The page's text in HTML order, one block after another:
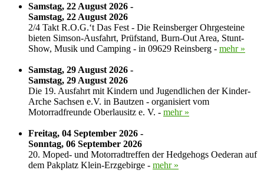
Samstag, 22 August 2026 -
Samstag, 22 August 2026
2/4 Takt R.O.G.‘t Das Fest - Die Reinsberger Ohrgesteine
bieten Simson-Ausfahrt, Prüfstand, Burn-Out Area, Stunt-
Show, Musik und Camping - in 09629 Reinsberg - mehr »
Samstag, 29 August 2026 -
Samstag, 29 August 2026
Die 19. Ausfahrt mit Kindern und Jugendlichen der Kinder-
Arche Sachsen e.V. in Bautzen - organisiert vom
Motorradfreunde Oberlausitz e. V. - mehr »
Freitag, 04 September 2026 -
Sonntag, 06 September 2026
20. Moped- und Motorradtreffen der Hedgehogs Oederan auf
dem Pakplatz Klein-Erzgebirge - mehr »